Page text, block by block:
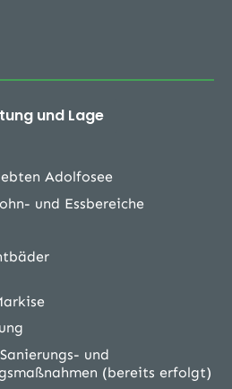
und Lage
Adolfosee
und Essbereiche
und
(bereits erfolgt)